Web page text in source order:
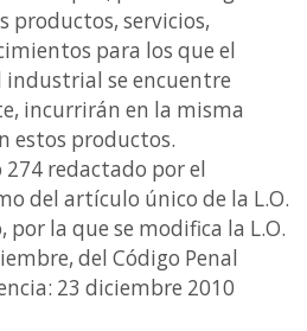
productos, servicios,
para los que el
industrial se encuentre
incurrirán en la misma
estos productos.
redactado por el
del artículo único de la L.O.
por la que se modifica la L.O.
del Código Penal
23 diciembre 2010